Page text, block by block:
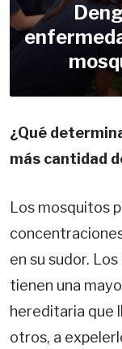
¿Qué
más cantidad
Los mosquitos
en su sudor.
tienen una
hereditaria que
otros, a